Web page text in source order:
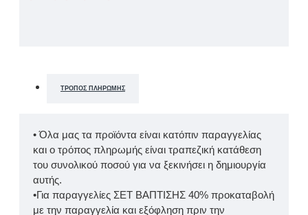
ΤΡΌΠΟΣ ΠΛΗΡΩΜΉΣ
• Όλα μας τα προϊόντα είναι κατόπιν παραγγελίας
και ο τρόπος πληρωμής είναι τραπεζική κατάθεση
του συνολικού ποσού για να ξεκινήσει η δημιουργία
αυτής.
•Για παραγγελίες ΣΕΤ ΒΑΠΤΙΣΗΣ 40% προκαταβολή
με την παραγγελία και εξόφληση πριν την